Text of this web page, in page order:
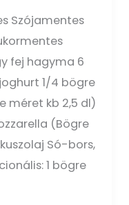
Szójamentes
fej hagyma 6
1/4 bögre
méret kb 2,5 dl)
(Bögre
Só-bors,
1 bögre